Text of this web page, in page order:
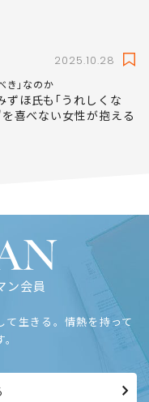
2025.10.28
き｣なのか
ずほ氏も｢うれしくな
喜べない女性が抱える
ン会員
生きる。情熱を持って